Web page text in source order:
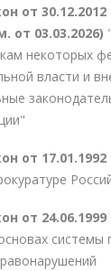
от
от 03.03.2026)
некоторых
власти и
от 17.01.1992
от
системы